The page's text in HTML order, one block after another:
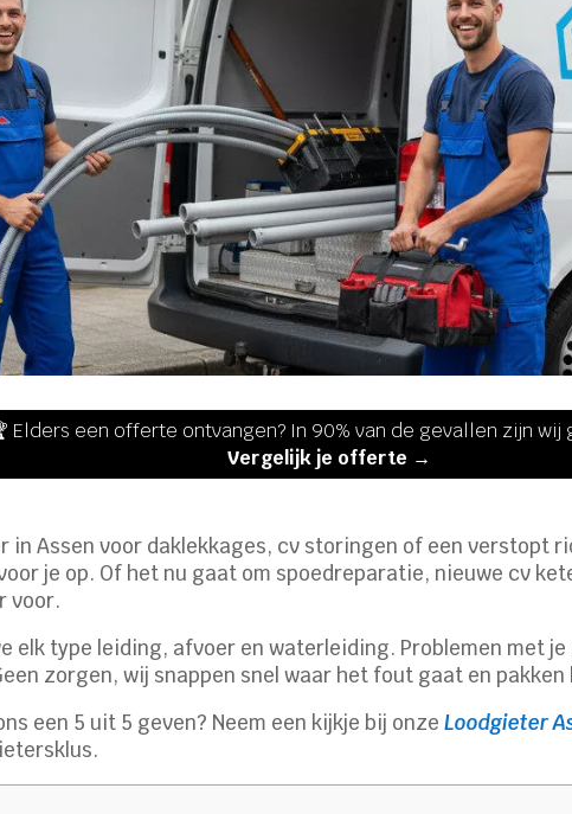
Elders een offerte ontvangen? In 90% van de gevallen zijn wij
Vergelijk je offerte →
in Assen voor daklekkages, cv storingen of een verstopt
je op. Of het nu gaat om spoedreparatie, nieuwe cv
voor.
elk type leiding, afvoer en waterleiding. Problemen met
zorgen, wij snappen snel waar het fout gaat en
een 5 uit 5 geven? Neem een kijkje bij onzeLoodgieter